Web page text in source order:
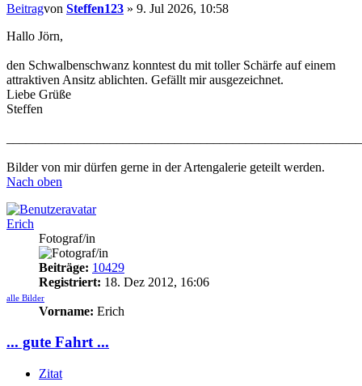
Beitragvon Steffen123 » 9. Jul 2026, 10:58
Hallo Jörn,
den Schwalbenschwanz konntest du mit toller Schärfe auf einem
attraktiven Ansitz ablichten. Gefällt mir ausgezeichnet.
Liebe Grüße
Steffen
Bilder von mir dürfen gerne in der Artengalerie geteilt werden.
Nach oben
Erich
Fotograf/in
Beiträge: 10429
Registriert: 18. Dez 2012, 16:06
alle Bilder
Vorname: Erich
... gute Fahrt ...
Zitat